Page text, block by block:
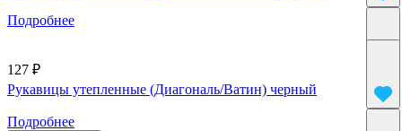
Подробнее
127 ₽
Рукавицы утепленные (Диагональ/Ватин) черный
Подробнее